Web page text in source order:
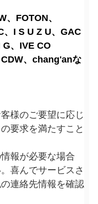
FOTON、
I S U Z U、GAC
G、IVE CO
、chang'anな
様のご要望に応じ
要求を満たすこと
報が必要な場合
喜んでサービスさ
連絡先情報を確認